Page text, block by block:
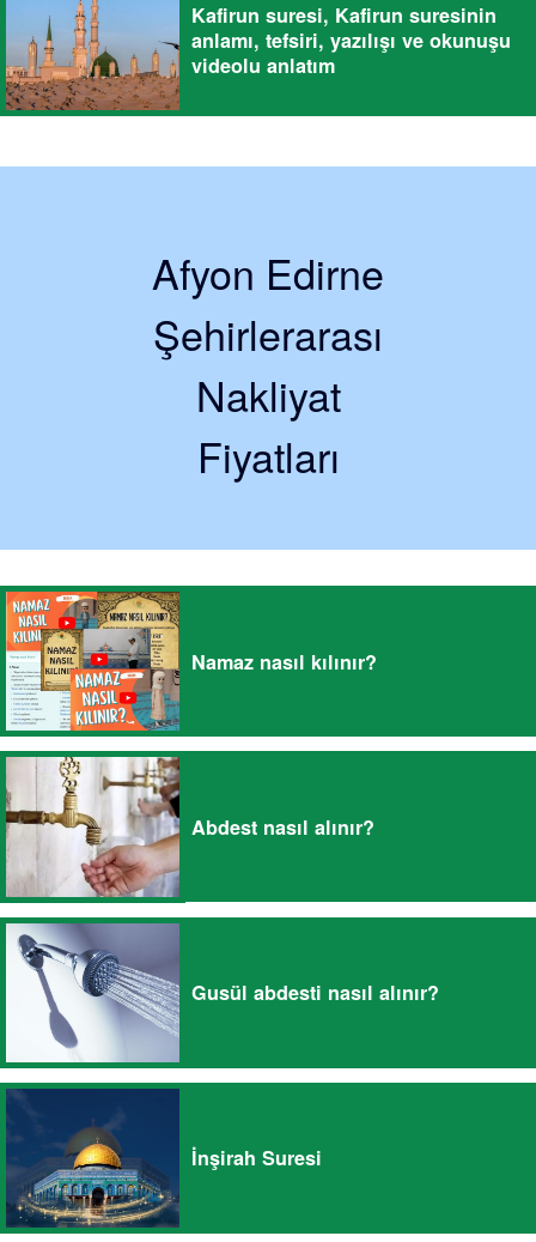
Kafirun suresi, Kafirun suresinin
anlamı, tefsiri, yazılışı ve okunuşu
videolu anlatım
Afyon Edirne
Şehirlerarası
Nakliyat
Fiyatları
Namaz nasıl kılınır?
Abdest nasıl alınır?
Gusül abdesti nasıl alınır?
İnşirah Suresi